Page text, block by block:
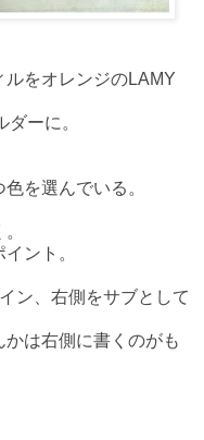
をオレンジのLAMY
ーに。
を選んでいる。
ント。
ン、右側をサブとして
は右側に書くのがも